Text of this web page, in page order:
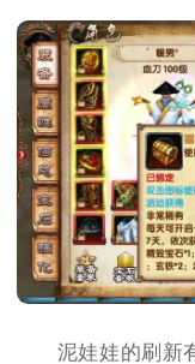
泥娃娃的刷新